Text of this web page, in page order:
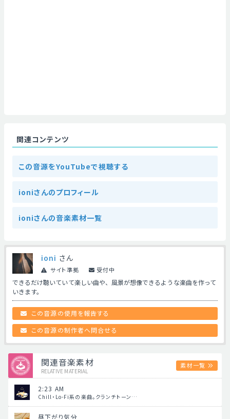
関連コンテンツ
この音源をYouTubeで視聴する
ioniさんのプロフィール
ioniさんの音楽素材一覧
ioni さん
サイト準拠 受付中
できるだけ聴いていて楽しい曲や、風景が想像できるような楽曲を作って
いきます。
この音源の使用を報告する
この音源の制作者へ問合せる
関連音楽素材
RELATIVE MATERIAL
素材一覧
2:23 AM
Chill・Lo-Fi系の楽曲。クランチトーン…
昼下がり気分